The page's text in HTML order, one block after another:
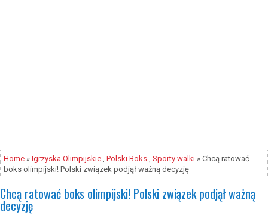
Home » Igrzyska Olimpijskie , Polski Boks , Sporty walki » Chcą ratować
boks olimpijski! Polski związek podjął ważną decyzję
Chcą ratować boks olimpijski! Polski związek podjął ważną
decyzję